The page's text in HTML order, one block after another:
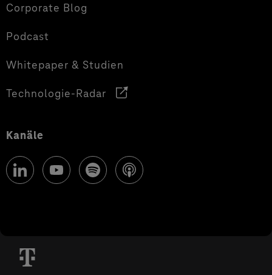
Corporate Blog
Podcast
Whitepaper & Studien
Technologie-Radar
Kanäle